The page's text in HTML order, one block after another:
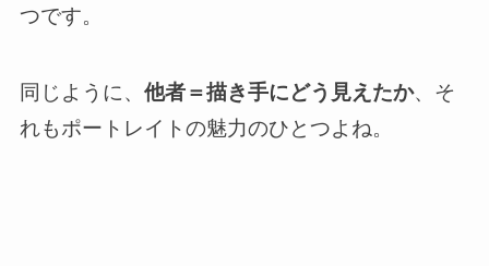
つです。
同じように、 他者＝描き手にどう見えたか、そ
れもポートレイトの魅力のひとつよね。